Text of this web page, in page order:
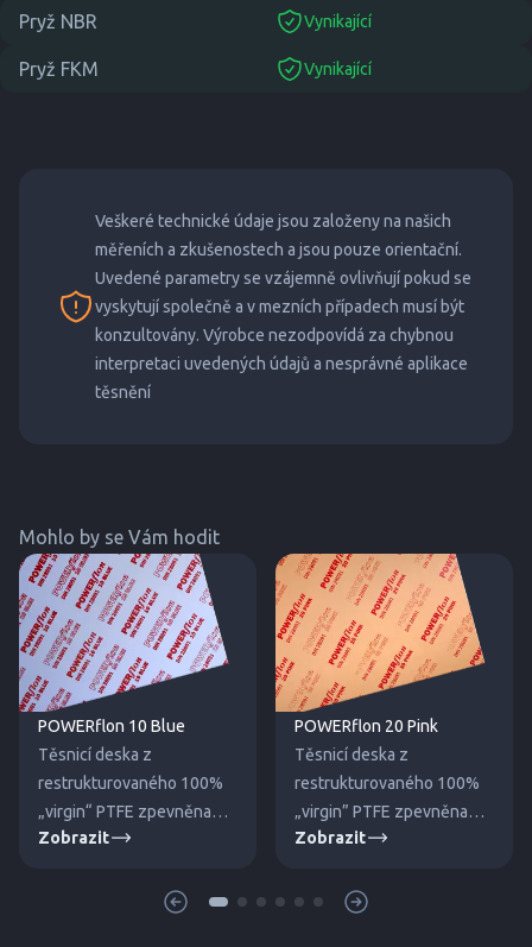
Pryž NBR Vynikající
suitable
Pryž FKM Vynikající
suitable
Veškeré technické údaje jsou založeny na našich
měřeních a zkušenostech a jsou pouze orientační.
Uvedené parametry se vzájemně ovlivňují pokud se
vyskytují společně a v mezních případech musí být
konzultovány. Výrobce nezodpovídá za chybnou
interpretaci uvedených údajů a nesprávné aplikace
těsnění
Mohlo by se Vám hodit
POWERflon 10 Blue
Těsnicí deska z
restrukturovaného 100%
„virgin“ PTFE zpevněna
dutými skleněnými
Zobrazit
POWERflon 20 Pink
Těsnicí deska z
restrukturovaného 100%
„virgin” PTFE zpevněna
křemičitým plnivem proti
vysoké tlaky a teploty.
Zobrazit